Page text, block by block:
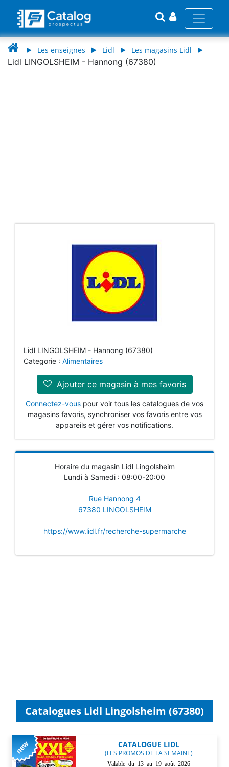
Les enseignes Lidl Les magasins Lidl
Lidl LINGOLSHEIM - Hannong (67380)
Lidl LINGOLSHEIM - Hannong (67380)
Categorie : Alimentaires
Ajouter ce magasin à mes favoris
Connectez-vous pour voir tous les catalogues de vos
magasins favoris, synchroniser vos favoris entre vos
appareils et gérer vos notifications.
Horaire du magasin Lidl Lingolsheim
Lundi à Samedi : 08:00-20:00
Rue Hannong 4
67380 LINGOLSHEIM
https://www.lidl.fr/recherche-supermarche
Catalogues Lidl Lingolsheim (67380)
CATALOGUE LIDL
(LES PROMOS DE LA SEMAINE)
Valable du 13 au 19 août 2026